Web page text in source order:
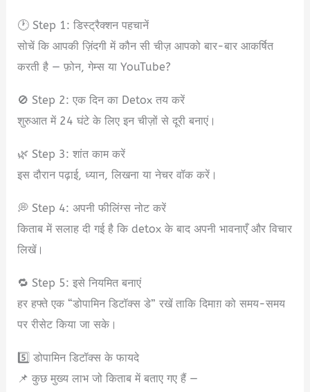
🕐 Step 1: डिस्ट्रैक्शन पहचानें
सोचें कि आपकी ज़िंदगी में कौन सी चीज़ आपको बार-बार आकर्षित
करती है — फ़ोन, गेम्स या YouTube?
🚫 Step 2: एक दिन का Detox तय करें
शुरुआत में 24 घंटे के लिए इन चीज़ों से दूरी बनाएं।
🌿 Step 3: शांत काम करें
इस दौरान पढ़ाई, ध्यान, लिखना या नेचर वॉक करें।
💭 Step 4: अपनी फीलिंग्स नोट करें
किताब में सलाह दी गई है कि detox के बाद अपनी भावनाएँ और विचार
लिखें।
🔁 Step 5: इसे नियमित बनाएं
हर हफ्ते एक “डोपामिन डिटॉक्स डे” रखें ताकि दिमाग़ को समय-समय
पर रीसेट किया जा सके।
5️⃣ डोपामिन डिटॉक्स के फायदे
📌 कुछ मुख्य लाभ जो किताब में बताए गए हैं —